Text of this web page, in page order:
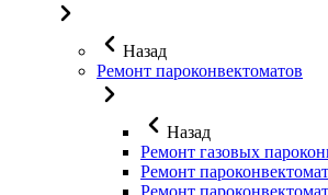
Назад
Ремонт пароконвектоматов
Назад
Ремонт газовых
Ремонт
Ремонт